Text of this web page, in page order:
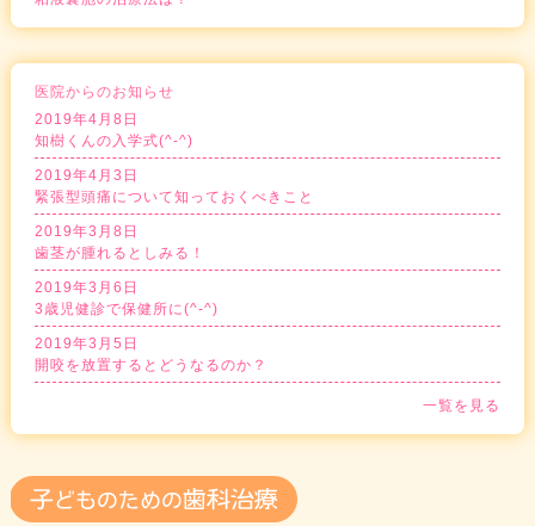
医院からのお知らせ
2019年4月8日
知樹くんの入学式(^-^)
2019年4月3日
緊張型頭痛について知っておくべきこと
2019年3月8日
歯茎が腫れるとしみる！
2019年3月6日
3歳児健診で保健所に(^-^)
2019年3月5日
開咬を放置するとどうなるのか？
一覧を見る